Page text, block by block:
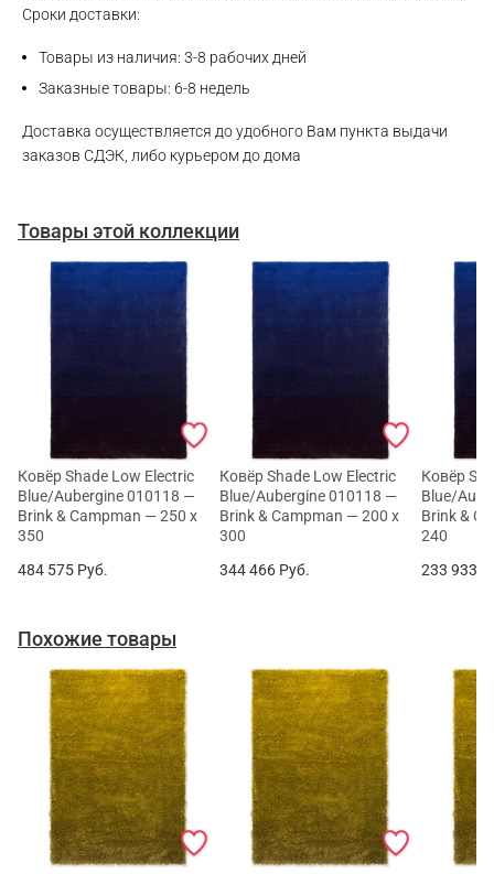
Сроки доставки:
Товары из наличия: 3-8 рабочих дней
Заказные товары: 6-8 недель
Доставка осуществляется до удобного Вам пункта выдачи
заказов СДЭК, либо курьером до дома
Товары этой коллекции
Ковёр Shade Low Electric
Blue/Aubergine 010118 —
Brink & Campman — 250 x
350
484 575 Руб.
Ковёр Shade Low Electric
Blue/Aubergine 010118 —
Brink & Campman — 200 x
300
344 466 Руб.
Ковёр
Blue/
Brink &
240
233 933
Похожие товары
Telegram